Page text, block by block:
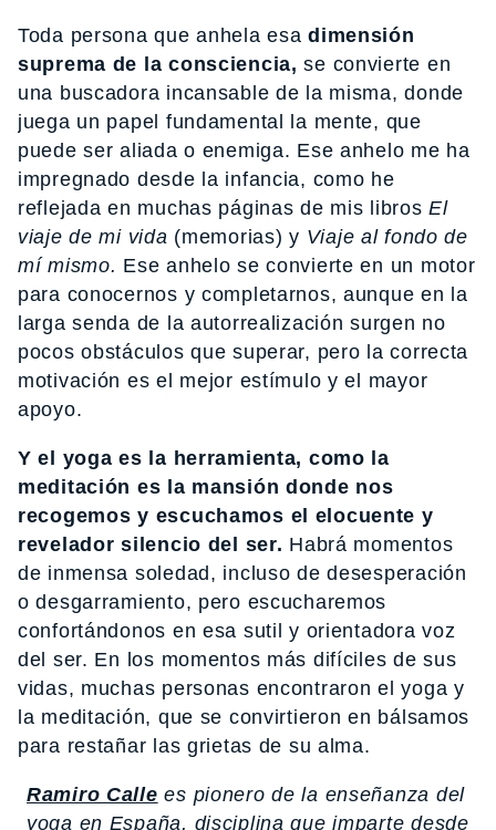
Toda persona que anhela esadimensión
suprema de la consciencia, se convierte en
una buscadora incansable de la misma, donde
juega un papel fundamental la mente, que
puede ser aliada o enemiga. Ese anhelo me ha
impregnado desde la infancia, como he
reflejada en muchas páginas de mis librosEl
viaje de mi vida (memorias) y Viaje al fondo de
mí mismo. Ese anhelo se convierte en un motor
para conocernos y completarnos, aunque en la
larga senda de la autorrealización surgen no
pocos obstáculos que superar, pero la correcta
motivación es el mejor estímulo y el mayor
apoyo.
Y el yoga es la herramienta, como la
meditación es la mansión donde nos
recogemos y escuchamos el elocuente y
revelador silencio del ser. Habrá momentos
de inmensa soledad, incluso de desesperación
o desgarramiento, pero escucharemos
confortándonos en esa sutil y orientadora voz
del ser. En los momentos más difíciles de sus
vidas, muchas personas encontraron el yoga y
la meditación, que se convirtieron en bálsamos
para restañar las grietas de su alma.
Ramiro Calle es pionero de la enseñanza del
yoga en España, disciplina que imparte desde